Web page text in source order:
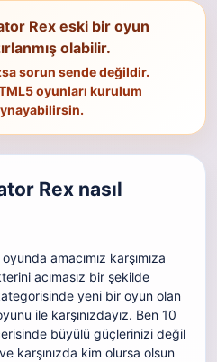
Rex eski bir oyun
olabilir.
sorun sende değildir.
oyunları kurulum
Rex nasıl
amacımız karşımıza
acımasız bir şekilde
yeni bir oyun olan
ile karşınızdayız. Ben 10
büyülü güçlerinizi değil
karşınızda kim olursa olsun